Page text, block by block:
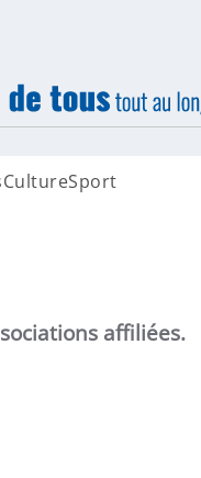
CultureSport
affiliées.